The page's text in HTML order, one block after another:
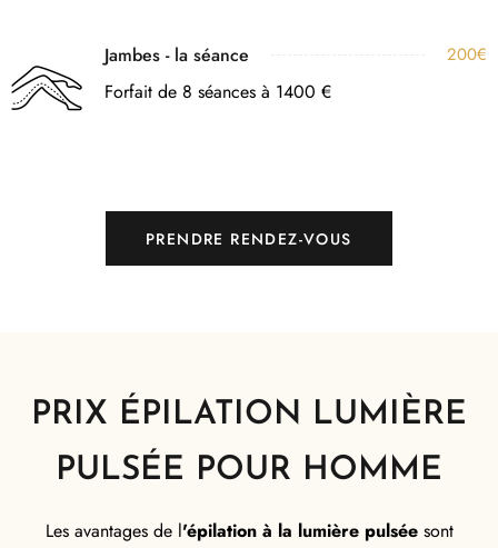
Jambes - la séance 200€
Forfait de 8 séances à 1400 €
PRENDRE RENDEZ-VOUS
PRIX ÉPILATION LUMIÈRE
PULSÉE POUR HOMME
Les avantages de l'épilation à la lumière pulséesont